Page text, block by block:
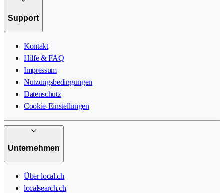
Support
Kontakt
Hilfe & FAQ
Impressum
Nutzungsbedingungen
Datenschutz
Cookie-Einstellungen
Unternehmen
Über local.ch
localsearch.ch